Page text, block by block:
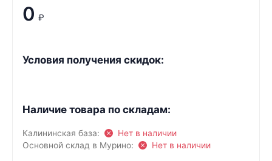
0 ₽
Условия получения скидок:
Наличие товара по складам:
Калининская база:
Нет в наличии
Основной склад в Мурино:
Нет в наличии